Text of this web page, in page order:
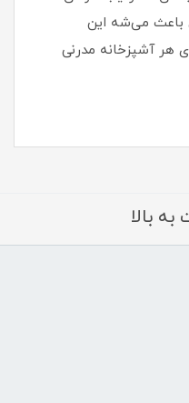
باعث می‌شه این
هر آشپزخانه مدرنی
بالا